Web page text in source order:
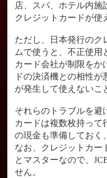
店、スパ、ホテル内施
クレジットカードが使
ただし、日本発行のク
ムで使うと、不正使用
カード会社が制限をか
ドの決済機との相性
が発生して使えないこ
それらのトラブルを
カードは複数枚持っ
の現金も準備しておく
なお、クレジットカー
とマスターなので、
せん。